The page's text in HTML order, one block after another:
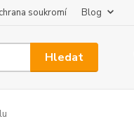
soukromí Blog
Hledat